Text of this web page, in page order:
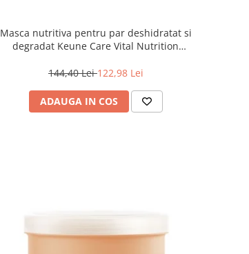
Masca nutritiva pentru par deshidratat si
degradat Keune Care Vital Nutrition
144,40 Lei122,98 Lei
ADAUGA IN COS